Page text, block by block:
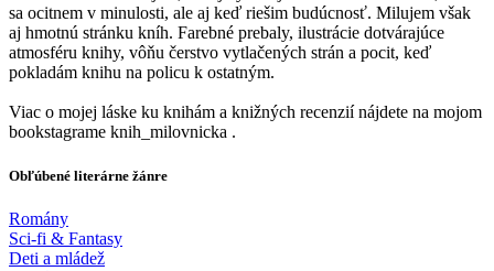
sa ocitnem v minulosti, ale aj keď riešim budúcnosť. Milujem však
aj hmotnú stránku kníh. Farebné prebaly, ilustrácie dotvárajúce
atmosféru knihy, vôňu čerstvo vytlačených strán a pocit, keď
pokladám knihu na policu k ostatným.
Viac o mojej láske ku knihám a knižných recenzií nájdete na mojom
bookstagrame knih_milovnicka .
Obľúbené literárne žánre
Romány
Sci-fi & Fantasy
Deti a mládež